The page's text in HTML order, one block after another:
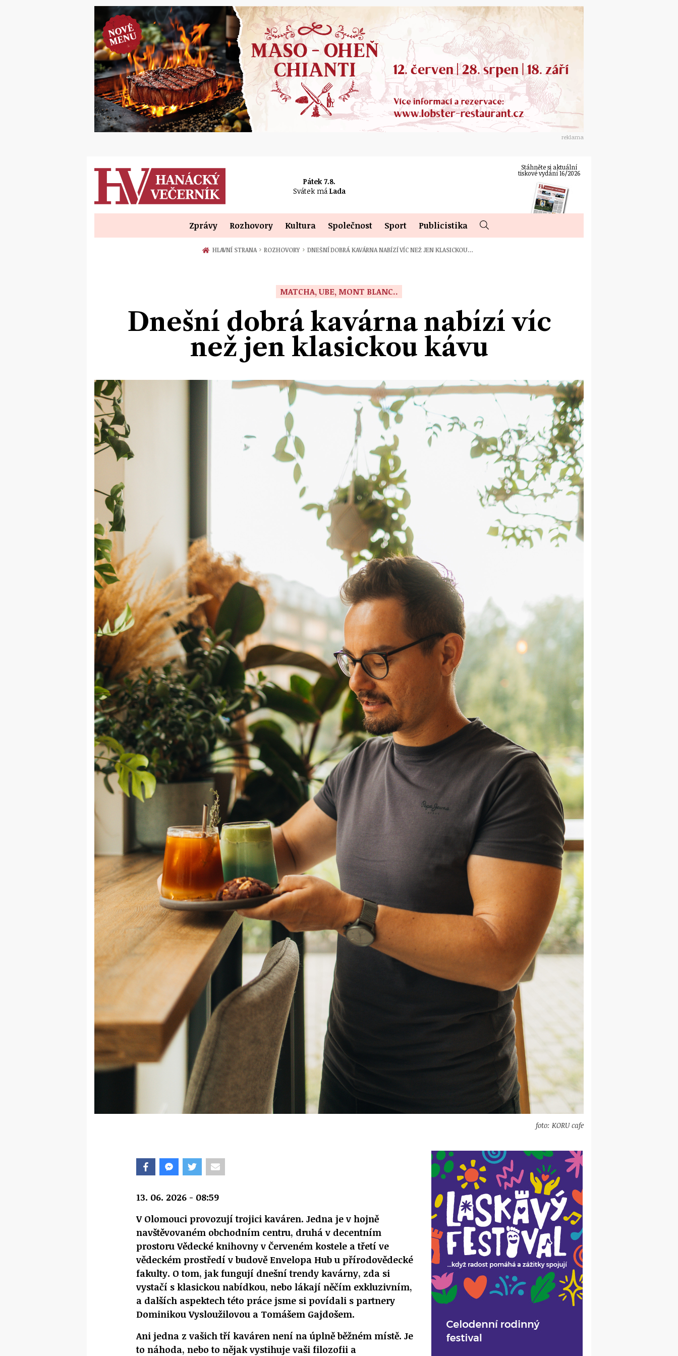
reklama
Pátek 7.8.
Svátek má Lada
Stáhněte si aktuální
tiskové vydání 16/2026
Zprávy Rozhovory Kultura Společnost Sport Publicistika
HLAVNÍ STRANA › ROZHOVORY › DNEŠNÍ DOBRÁ KAVÁRNA NABÍZÍ VÍC NEŽ JEN KLASICKOU…
MATCHA, UBE, MONT BLANC..
Dnešní dobrá kavárna nabízí víc
než jen klasickou kávu
foto: KORU cafe
13. 06. 2026 - 08:59
V Olomouci provozují trojici kaváren. Jedna je v hojně
navštěvovaném obchodním centru, druhá v decentním
prostoru Vědecké knihovny v Červeném kostele a třetí ve
vědeckém prostředí v budově Envelopa Hub u přírodovědecké
fakulty. O tom, jak fungují dnešní trendy kavárny, zda si
vystačí s klasickou nabídkou, nebo lákají něčím exkluzivním,
a dalších aspektech této práce jsme si povídali s partnery
Dominikou Vysloužilovou a Tomášem Gajdošem.
Ani jedna z vašich tří kaváren není na úplně běžném místě. Je
to náhoda, nebo to nějak vystihuje vaši filozofii a